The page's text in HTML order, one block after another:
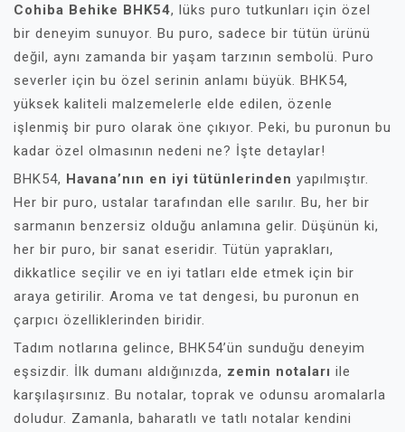
Cohiba Behike BHK54, lüks puro tutkunları için özel
bir deneyim sunuyor. Bu puro, sadece bir tütün ürünü
değil, aynı zamanda bir yaşam tarzının sembolü. Puro
severler için bu özel serinin anlamı büyük. BHK54,
yüksek kaliteli malzemelerle elde edilen, özenle
işlenmiş bir puro olarak öne çıkıyor. Peki, bu puronun bu
kadar özel olmasının nedeni ne? İşte detaylar!
BHK54, Havana’nın en iyi tütünlerinden yapılmıştır.
Her bir puro, ustalar tarafından elle sarılır. Bu, her bir
sarmanın benzersiz olduğu anlamına gelir. Düşünün ki,
her bir puro, bir sanat eseridir. Tütün yaprakları,
dikkatlice seçilir ve en iyi tatları elde etmek için bir
araya getirilir. Aroma ve tat dengesi, bu puronun en
çarpıcı özelliklerinden biridir.
Tadım notlarına gelince, BHK54’ün sunduğu deneyim
eşsizdir. İlk dumanı aldığınızda, zemin notaları ile
karşılaşırsınız. Bu notalar, toprak ve odunsu aromalarla
doludur. Zamanla, baharatlı ve tatlı notalar kendini